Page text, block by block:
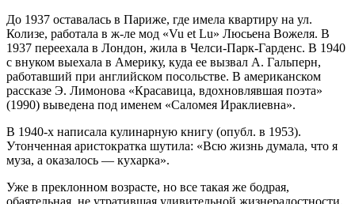
До 1937 оставалась в Париже, где имела квартиру на ул.
Колизе, работала в ж-ле мод «Vu et Lu» Люсьена Вожеля. В
1937 переехала в Лондон, жила в Челси-Парк-Гарденс. В 1940
с внуком выехала в Америку, куда ее вызвал А. Гальперн,
работавший при английском посольстве. В американском
рассказе Э. Лимонова «Красавица, вдохновлявшая поэта»
(1990) выведена под именем «Саломея Ираклиевна».
В 1940-х написала кулинарную книгу (опубл. в 1953).
Утонченная аристократка шутила: «Всю жизнь думала, что я
муза, а оказалось — кухарка».
Уже в преклонном возрасте, но все такая же бодрая,
обаятельная, не утратившая удивительной жизнерадостности,